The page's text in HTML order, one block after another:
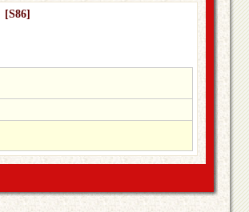
[S86]